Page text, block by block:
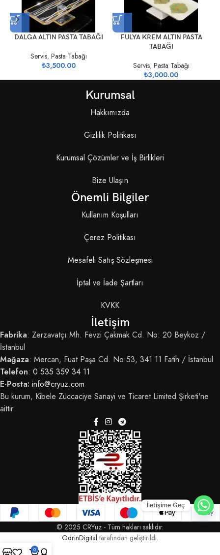
DALGA ALTIN PASTA TABAĞI
Servis, Pasta Tabağı
₺3,500.00
FULYA KREM ALTIN PASTA
TABAĞI
Servis, Pasta Tabağı
₺3,000.00
Kurumsal
Hakkımızda
Gizlilik Politikası
Kurumsal Çözümler ve İş Birlikleri
Bize Ulaşın
Önemli Bilgiler
Kullanım Koşulları
Çerez Politikası
Mesafeli Satış Sözleşmesi
İptal ve İade Şartları
KVKK
İletişim
Fabrika: Zerzavatçı Mh. Fevzi Çakmak Cd. No: 20 Beykoz /
İstanbul
Mağaza: Mercan, Fuat Paşa Cd. No:53, 341 11 Fatih / İstanbul
Telefon: 0 535 359 34 11
E-Posta: info@cryuz.com
Bu kurum, Kibele Züccaciye Sanayi ve Ticaret Limited Şirketi'ne
aittir.
© 2025 CRYüz - Tüm hakları saklıdır.
OdrinDigital tarafından geliştirildi.
0
İletişime Geç